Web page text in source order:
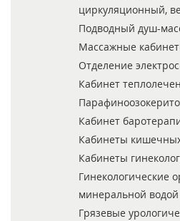
циркуляционный,
Подводный душ-
Массажные
Отделение
Кабинет
Кабинет
Кабинеты
Кабинеты
Гинекологические
минеральной водой
Грязевые